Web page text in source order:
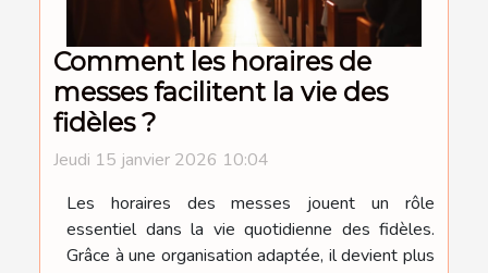
Comment les horaires de
messes facilitent la vie des
fidèles ?
Jeudi 15 janvier 2026 10:04
Les horaires des messes jouent un rôle
essentiel dans la vie quotidienne des fidèles.
Grâce à une organisation adaptée, il devient plus